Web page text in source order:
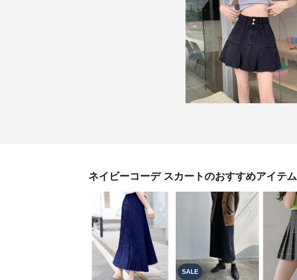
ネイビーコーデ スカートのおすすめアイテム
SALE